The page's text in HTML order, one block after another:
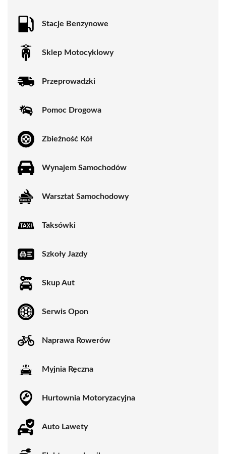
Stacje Benzynowe
Sklep Motocyklowy
Przeprowadzki
Pomoc Drogowa
Zbieżność Kół
Wynajem Samochodów
Warsztat Samochodowy
Taksówki
Szkoły Jazdy
Skup Aut
Serwis Opon
Naprawa Rowerów
Myjnia Ręczna
Hurtownia Motoryzacyjna
Auto Lawety